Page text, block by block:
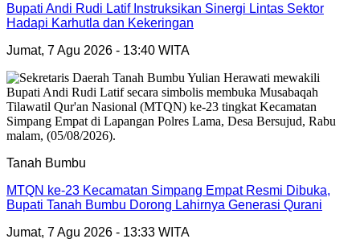
Bupati Andi Rudi Latif Instruksikan Sinergi Lintas Sektor
Hadapi Karhutla dan Kekeringan
Jumat, 7 Agu 2026 - 13:40 WITA
Tanah Bumbu
MTQN ke-23 Kecamatan Simpang Empat Resmi Dibuka,
Bupati Tanah Bumbu Dorong Lahirnya Generasi Qurani
Jumat, 7 Agu 2026 - 13:33 WITA